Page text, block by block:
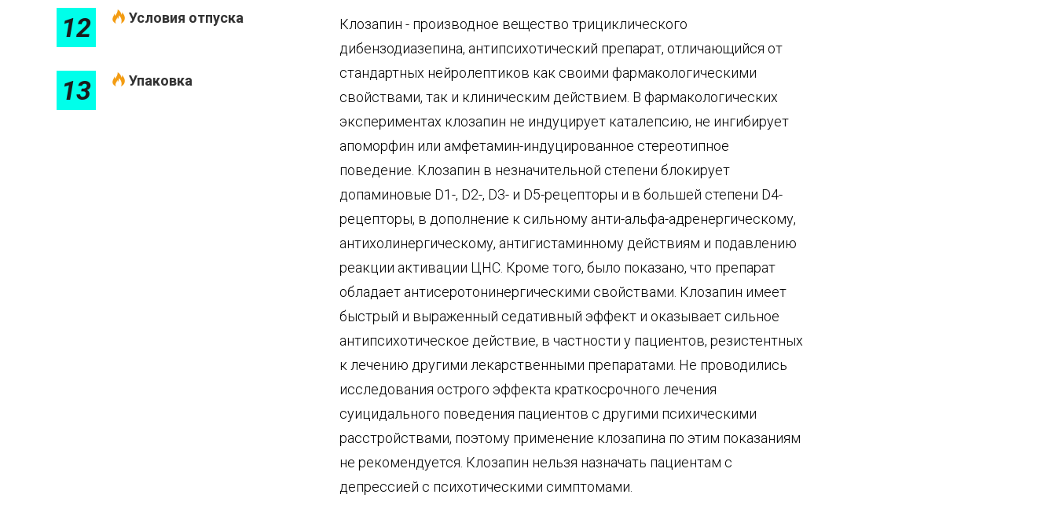
Клозапин - производное вещество трициклического
дибензодиазепина, антипсихотический препарат, отличающийся от
стандартных нейролептиков как своими фармакологическими
свойствами, так и клиническим действием. В фармакологических
экспериментах клозапин не индуцирует каталепсию, не ингибирует
апоморфин или амфетамин-индуцированное стереотипное
поведение. Клозапин в незначительной степени блокирует
допаминовые D1-, D2-, D3- и D5-рецепторы и в большей степени D4-
рецепторы, в дополнение к сильному анти-альфа-адренергическому,
антихолинергическому, антигистаминному действиям и подавлению
реакции активации ЦНС. Кроме того, было показано, что препарат
обладает антисеротонинергическими свойствами. Клозапин имеет
быстрый и выраженный седативный эффект и оказывает сильное
антипсихотическое действие, в частности у пациентов, резистентных
к лечению другими лекарственными препаратами. Не проводились
исследования острого эффекта краткосрочного лечения
суицидального поведения пациентов с другими психическими
расстройствами, поэтому применение клозапина по этим показаниям
не рекомендуется. Клозапин нельзя назначать пациентам с
депрессией с психотическими симптомами.
12 Условия отпуска
13 Упаковка